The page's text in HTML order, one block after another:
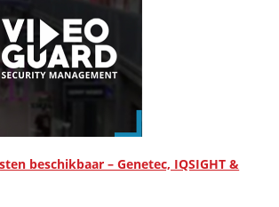
beschikbaar – Genetec, IQSIGHT &